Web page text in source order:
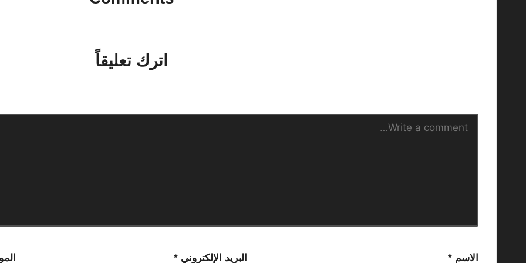
اترك تعليقاً
الاسم * البريد الإلكتروني *